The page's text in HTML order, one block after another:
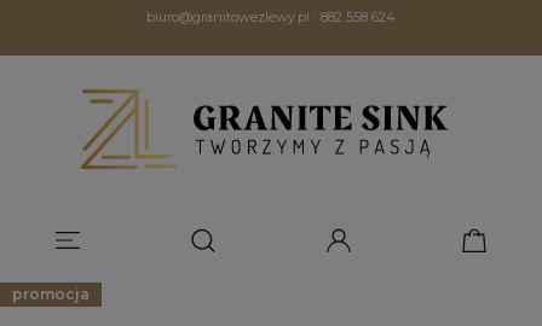
biuro@granitowezlewy.pl · 882 558 624
promocja